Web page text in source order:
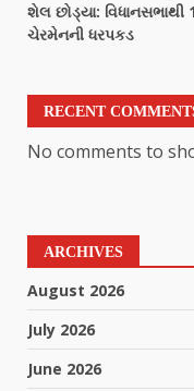
શેલ છોડ્યા: વિધાનસભાથી
ચેરમેનની ધરપકડ
RECENT
No comments to
ARCHIVES
August 2026
July 2026
June 2026